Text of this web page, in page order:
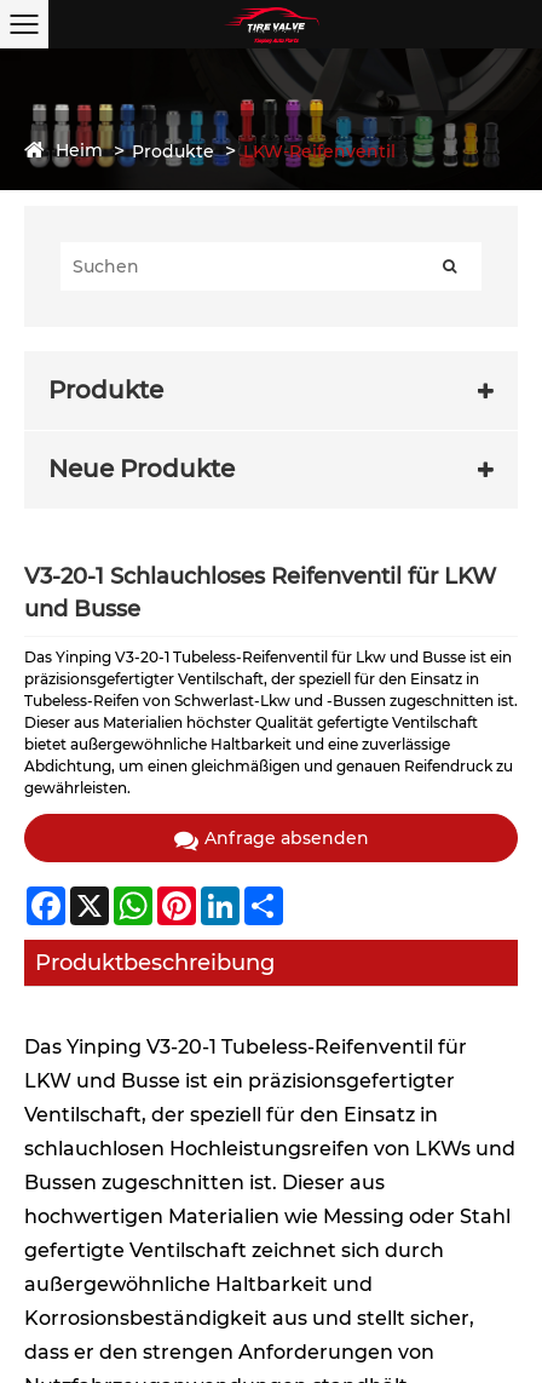
Heim Produkte LKW-Reifenventil
Produkte
Neue Produkte
V3-20-1 Schlauchloses Reifenventil für LKW
und Busse
Das Yinping V3-20-1 Tubeless-Reifenventil für Lkw und Busse ist ein
präzisionsgefertigter Ventilschaft, der speziell für den Einsatz in
Tubeless-Reifen von Schwerlast-Lkw und -Bussen zugeschnitten ist.
Dieser aus Materialien höchster Qualität gefertigte Ventilschaft
bietet außergewöhnliche Haltbarkeit und eine zuverlässige
Abdichtung, um einen gleichmäßigen und genauen Reifendruck zu
gewährleisten.
Anfrage absenden
Facebook
X WhatsAppPinterestLinkedIn
Produktbeschreibung
Das Yinping V3-20-1 Tubeless-Reifenventil für
LKW und Busse ist ein präzisionsgefertigter
Ventilschaft, der speziell für den Einsatz in
schlauchlosen Hochleistungsreifen von LKWs und
Bussen zugeschnitten ist. Dieser aus
hochwertigen Materialien wie Messing oder Stahl
gefertigte Ventilschaft zeichnet sich durch
außergewöhnliche Haltbarkeit und
Korrosionsbeständigkeit aus und stellt sicher,
dass er den strengen Anforderungen von